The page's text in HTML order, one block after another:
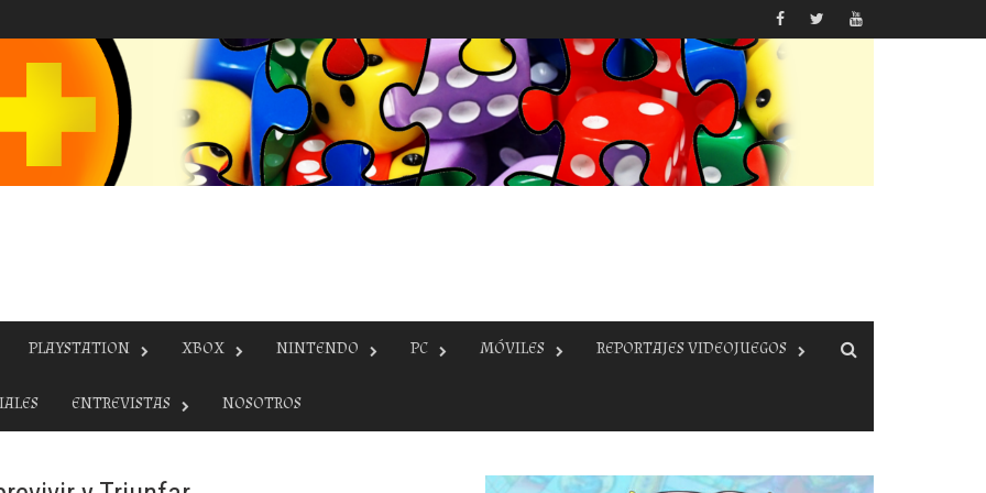
PLAYSTATION XBOX NINTENDO PC MÓVILES REPORTAJES VIDEOJUEGOS
ENTREVISTAS NOSOTROS